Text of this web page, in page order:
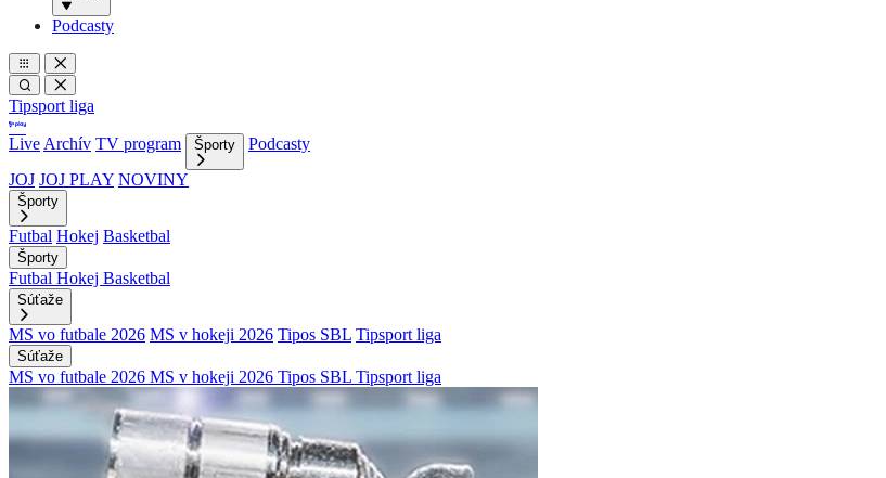
Podcasty
Tipsport liga
Live Archív TV program Športy
Podcasty
JOJ JOJ PLAY NOVINY
Športy
Futbal Hokej Basketbal
Športy
Futbal Hokej Basketbal
Súťaže
MS vo futbale 2026 MS v hokeji 2026 Tipos SBL Tipsport liga
Súťaže
MS vo futbale 2026 MS v hokeji 2026 Tipos SBL Tipsport liga